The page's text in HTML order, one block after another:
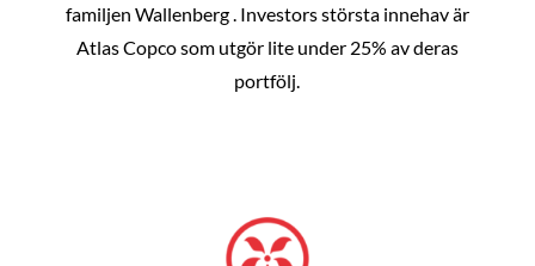
familjen Wallenberg . Investors största innehav är
Atlas Copco som utgör lite under 25% av deras
portfölj.